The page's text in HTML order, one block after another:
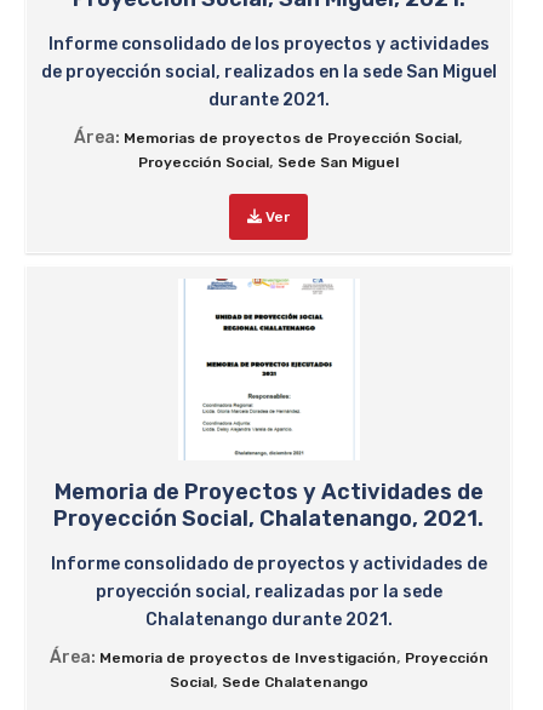
Informe consolidado de los proyectos y actividades
de proyección social, realizados en la sede San Miguel
durante 2021.
Área: Memorias de proyectos de Proyección Social,
Proyección Social, Sede San Miguel
Ver
Memoria de Proyectos y Actividades de
Proyección Social, Chalatenango, 2021.
Informe consolidado de proyectos y actividades de
proyección social, realizadas por la sede
Chalatenango durante 2021.
Área: Memoria de proyectos de Investigación, Proyección
Social, Sede Chalatenango